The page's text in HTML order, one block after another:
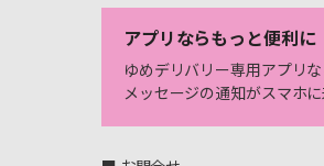
アプリならもっと便利に
ゆめデリバリー専用アプリな
メッセージの通知がスマホ